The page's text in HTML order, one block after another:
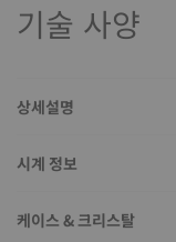
기술 사양
상세설명
시계 정보
케이스 & 크리스탈